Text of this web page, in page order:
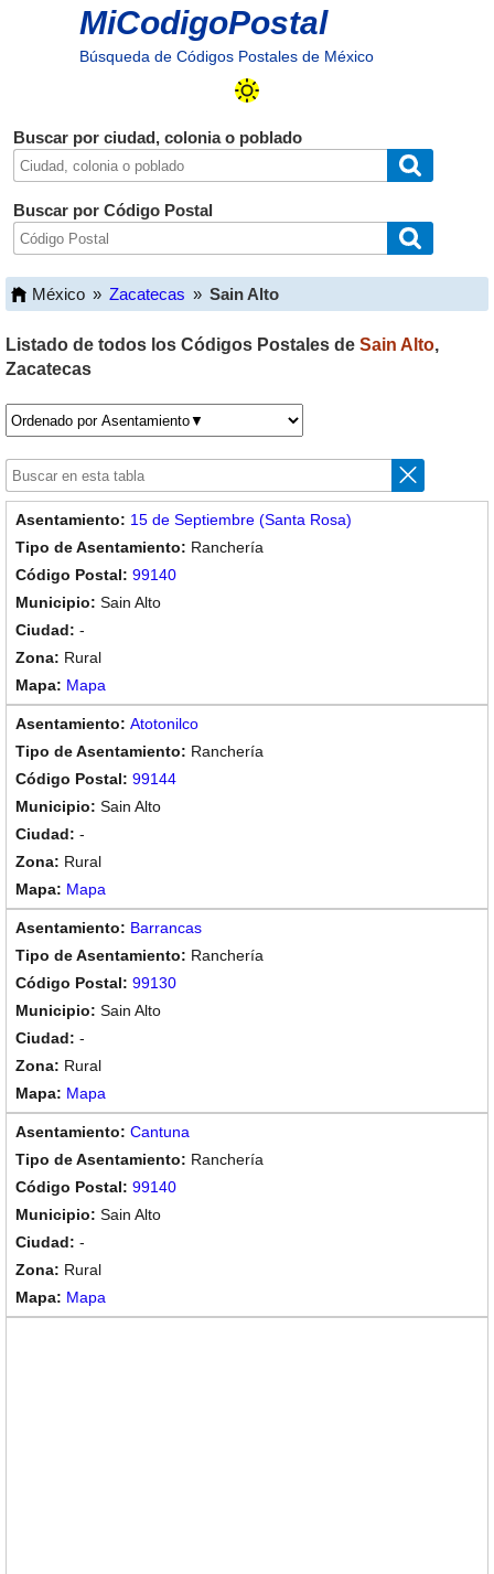
MiCodigoPostal
Búsqueda de Códigos Postales de México
Buscar por ciudad, colonia o poblado
Buscar por Código Postal
México » Zacatecas » Sain Alto
Listado de todos los Códigos Postales de Sain Alto,
Zacatecas
15 de Septiembre (Santa Rosa)
Ranchería
99140
Sain Alto
-
Rural
Mapa
Atotonilco
Ranchería
99144
Sain Alto
-
Rural
Mapa
Barrancas
Ranchería
99130
Sain Alto
-
Rural
Mapa
Cantuna
Ranchería
99140
Sain Alto
-
Rural
Mapa